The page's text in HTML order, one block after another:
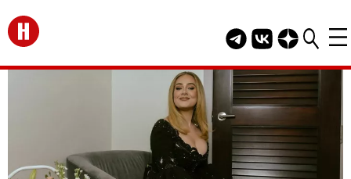
Перейти на главную
Telegram канал
Группа HELLO
Канал